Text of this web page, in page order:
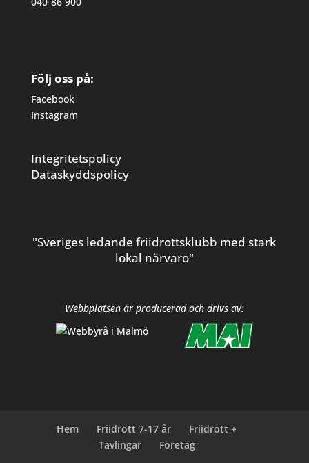
Följ oss på:
Facebook
Instagram
Integritetspolicy
Dataskyddspolicy
"Sveriges ledande friidrottsklubb med stark
lokal närvaro"
Webbplatsen är producerad och drivs av:
Hem Friidrott 7-17 år
Friidrott +
Tävlingar
Företag